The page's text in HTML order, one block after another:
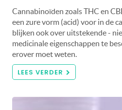
Cannabinoïden zoals THC en
een zure vorm (acid) voor in de
blijken ook over uitstekende -
medicinale eigenschappen te
erover moet weten.
LEES VERDER